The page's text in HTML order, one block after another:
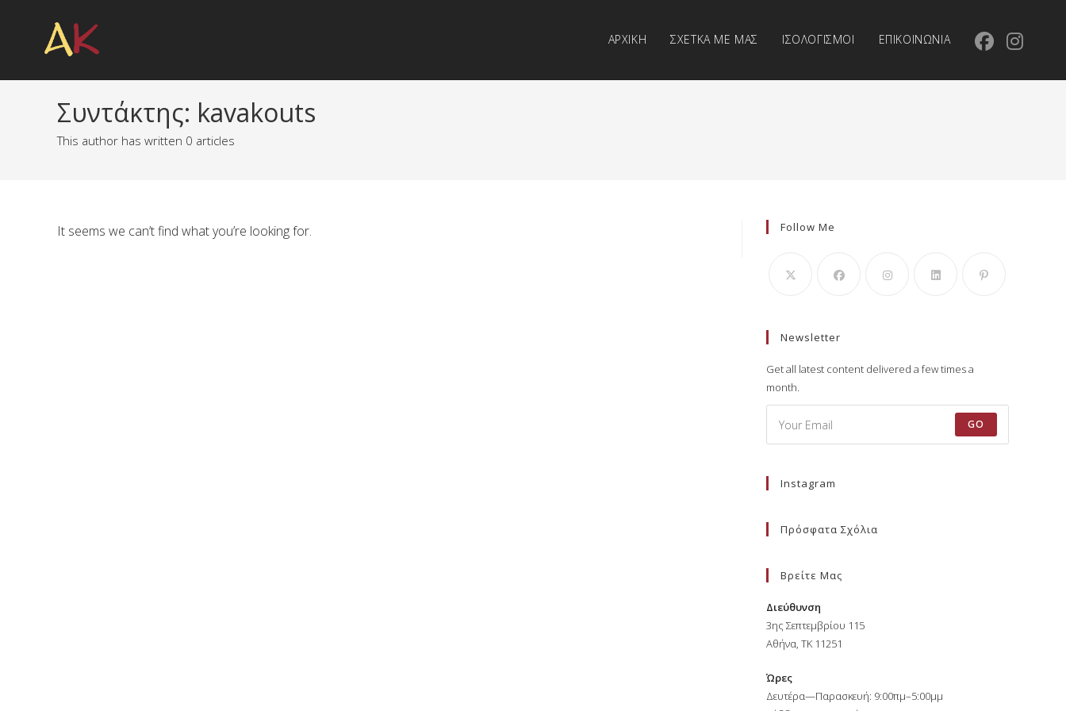
ΑΡΧΙΚΗ ΣΧΕΤΚΑ ΜΕ ΜΑΣ ΙΣΟΛΟΓΙΣΜΟI ΕΠΙΚΟΙΝΩΝΙΑ
Συντάκτης: kavakouts
This author has written 0 articles
It seems we can’t find what you’re looking for. Follow Me
Newsletter
Get all latest content delivered a few times a
month.
GO
Instagram
Πρόσφατα Σχόλια
Βρείτε Μας
Διεύθυνση
3ης Σεπτεμβρίου 115
Αθήνα, ΤΚ 11251
Ώρες
Δευτέρα—Παρασκευή: 9:00πμ–5:00μμ